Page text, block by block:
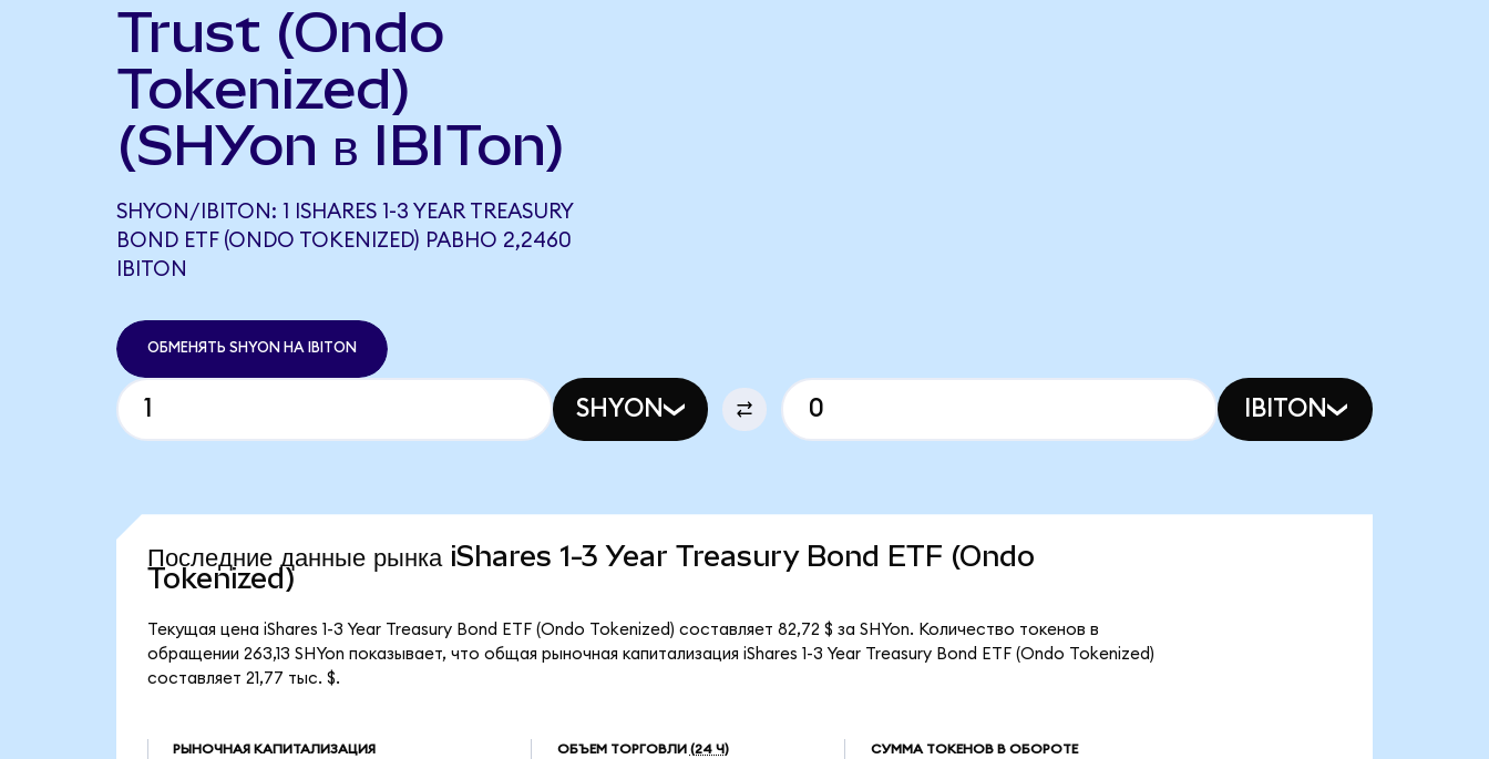
Trust (Ondo
Tokenized)
(SHYon в IBITon)
SHYON/IBITON: 1 ISHARES 1-3 YEAR TREASURY
BOND ETF (ONDO TOKENIZED) РАВНО 2,2460
IBITON
ОБМЕНЯТЬ SHYON НА IBITON
SHYON IBITON
Последние данные рынка iShares 1-3 Year Treasury Bond ETF (Ondo
Tokenized)
Текущая цена iShares 1-3 Year Treasury Bond ETF (Ondo Tokenized) составляет 82,72 $ за SHYon. Количество токенов в
обращении 263,13 SHYon показывает, что общая рыночная капитализация iShares 1-3 Year Treasury Bond ETF (Ondo Tokenized)
составляет 21,77 тыс. $.
РЫНОЧНАЯ КАПИТАЛИЗАЦИЯ ОБЪЕМ ТОРГОВЛИ (24 Ч) СУММА ТОКЕНОВ В ОБОРОТЕ